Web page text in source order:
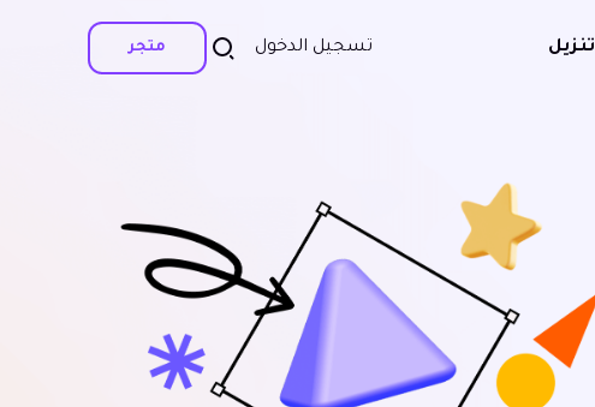
تسجيل الدخول متجر تنزيل